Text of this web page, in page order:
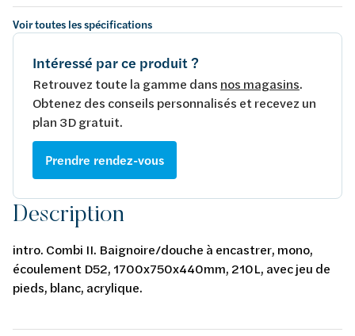
Voir toutes les spécifications
Intéressé par ce produit ?
Retrouvez toute la gamme dans nos magasins.
Obtenez des conseils personnalisés et recevez un
plan 3D gratuit.
Prendre rendez-vous
Description
intro. Combi II. Baignoire/douche à encastrer, mono,
écoulement D52, 1700x750x440mm, 210L, avec jeu de
pieds, blanc, acrylique.